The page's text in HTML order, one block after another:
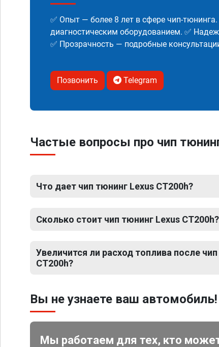
✅ Опыт — более 8 лет в сфере чип-
диагностическим оборудованием. ✅
✅ Прозрачность — подробные
Позвонить Telegram
Частые вопросы про чип
Что дает чип тюнинг Lexus CT200h?
Сколько стоит чип тюнинг Lexus CT200h?
Увеличится ли расход топлива после
CT200h?
Вы не узнаете ваш автомобиль!
Мы работаем для тех, кто может